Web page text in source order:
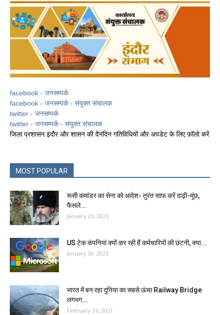
facebook - जनसम्पर्क
facebook - जनसम्पर्क - संयुक्त संचालक
twitter - जनसम्पर्क
twitter - जनसम्पर्क - संयुक्त संचालक
जिला प्रशासन इंदौर और शासन की दैनंदिन गतिविधियों और अपडेट के लिए फ़ॉलो करें
MOST POPULAR
रूसी कमांडर का सेना को आदेश- तुरंत साफ करें दाढ़ी-मूंछ,
फैसले...
January 25, 2023
US टेक कंपनियां क्यों कर रही हैं कर्मचारियों की छंटनी, क्या...
January 30, 2023
भारत में बन रहा दुनिया का सबसे ऊंचा Railway Bridge
लगभग...
February 26, 2021